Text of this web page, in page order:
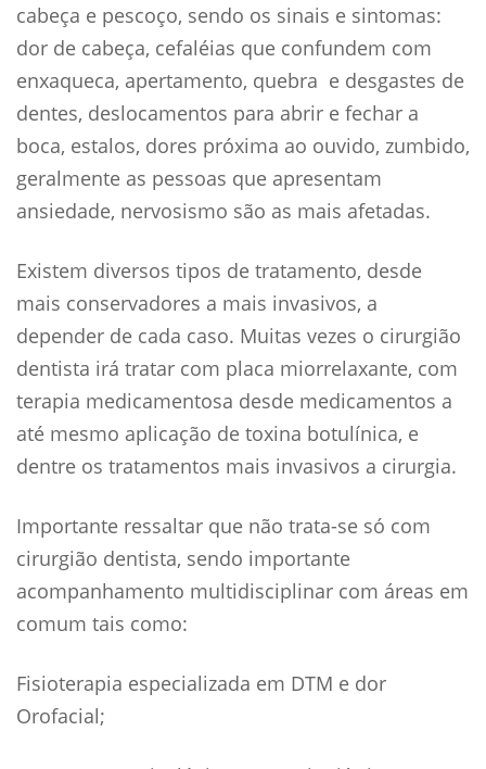
cabeça e pescoço, sendo os sinais e sintomas:
dor de cabeça, cefaléias que confundem com
enxaqueca, apertamento, quebra e desgastes de
dentes, deslocamentos para abrir e fechar a
boca, estalos, dores próxima ao ouvido, zumbido,
geralmente as pessoas que apresentam
ansiedade, nervosismo são as mais afetadas.
Existem diversos tipos de tratamento, desde
mais conservadores a mais invasivos, a
depender de cada caso. Muitas vezes o cirurgião
dentista irá tratar com placa miorrelaxante, com
terapia medicamentosa desde medicamentos a
até mesmo aplicação de toxina botulí­nica, e
dentre os tratamentos mais invasivos a cirurgia.
Importante ressaltar que não trata-se só com
cirurgião dentista, sendo importante
acompanhamento multidisciplinar com áreas em
comum tais como:
Fisioterapia especializada em DTM e dor
Orofacial;